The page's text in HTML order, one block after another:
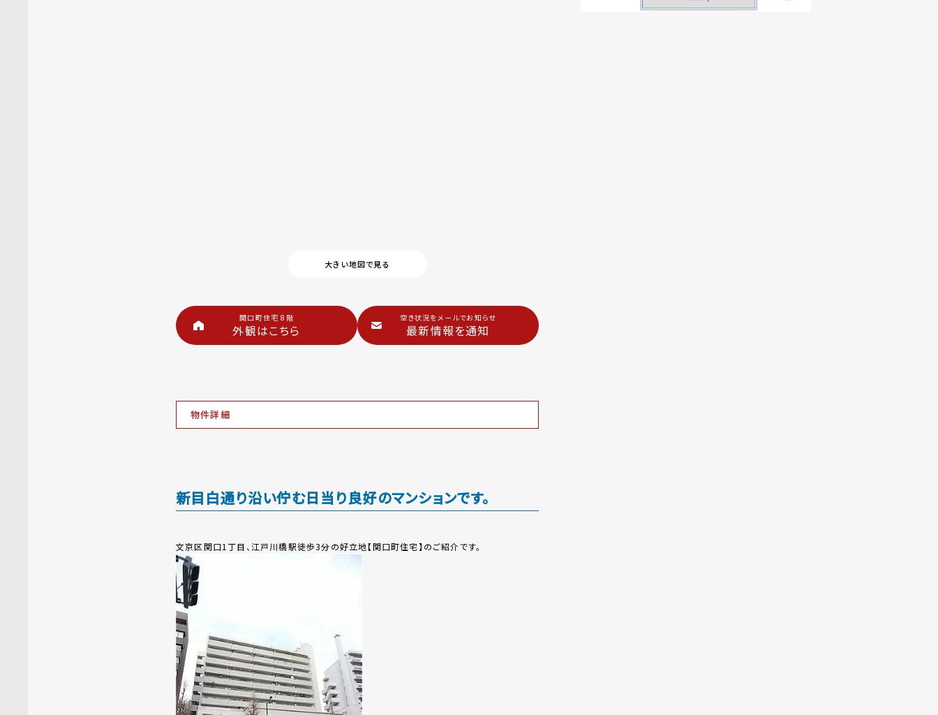
大きい地図で見る
関口町住宅 8階
外観はこちら
空き状況をメールでお知らせ
最新情報を通知
物件詳細
新目白通り沿い佇む日当り良好のマンションです。
文京区関口1丁目、江戸川橋駅徒歩3分の好立地【関口町住宅】のご紹介です。